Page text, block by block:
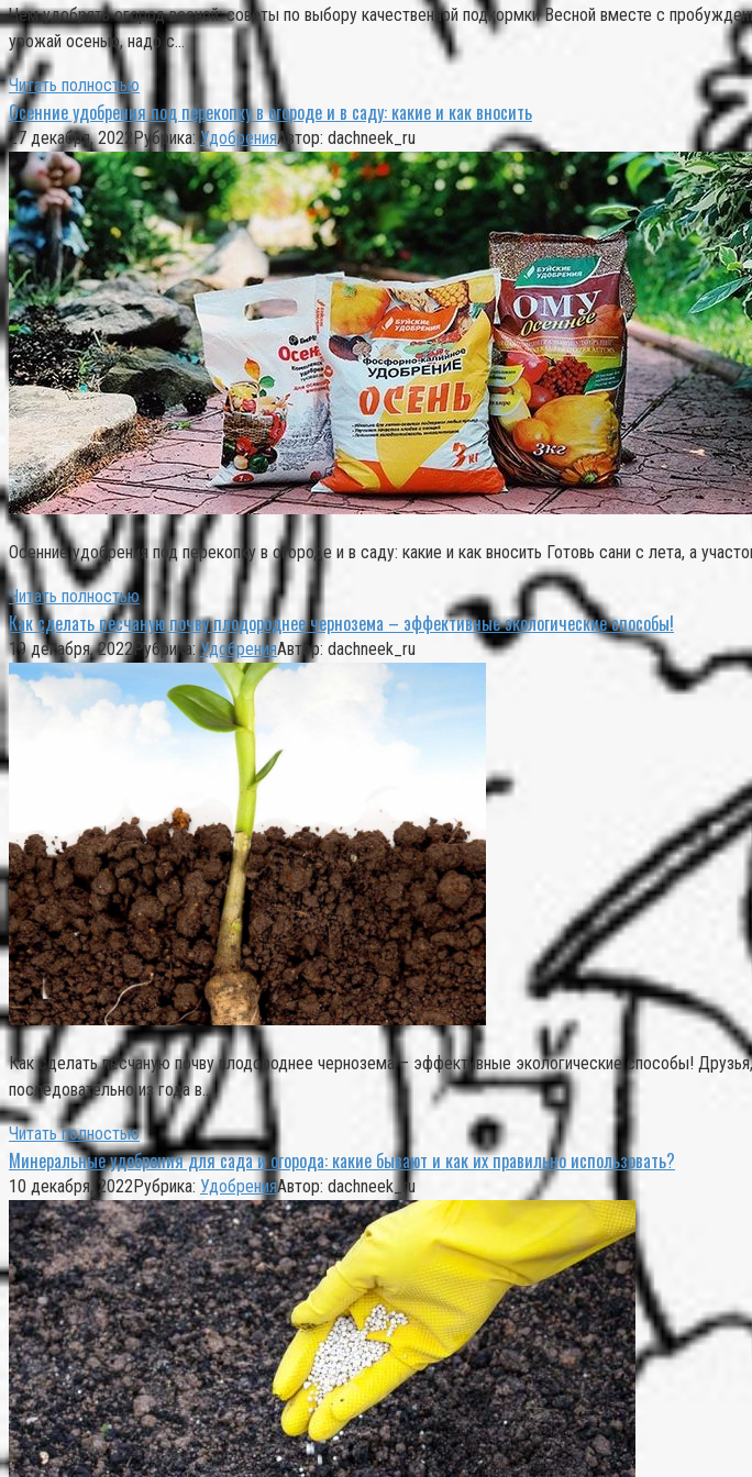
Чем удобрять огород весной: советы по выбору качественной подкормки Весной вместе с
урожай осенью, надо с…
Читать полностью
Осенние удобрения под перекопку в огороде и в саду: какие и как вносить
27 декабря, 2022Рубрика: УдобренияАвтор: dachneek_ru
Осенние удобрения под перекопку в огороде и в саду: какие и как вносить Готовь сани с лета, а
Читать полностью
Как сделать песчаную почву плодороднее чернозема – эффективные экологические способы!
19 декабря, 2022Рубрика: УдобренияАвтор: dachneek_ru
Как сделать песчаную почву плодороднее чернозема – эффективные экологические способы!
последовательно из года в…
Читать полностью
Минеральные удобрения для сада и огорода: какие бывают и как их правильно использовать?
10 декабря, 2022Рубрика: УдобренияАвтор: dachneek_ru